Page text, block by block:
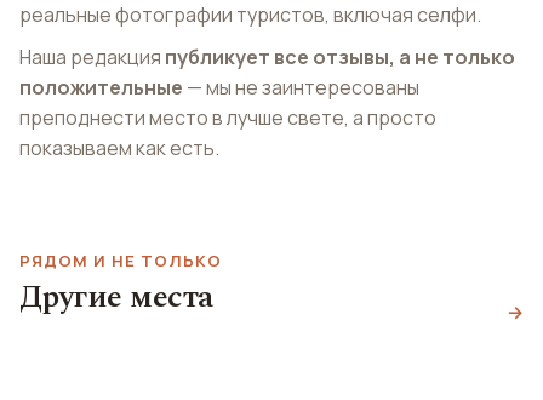
реальные фотографии туристов, включая селфи.
Наша редакция публикует все отзывы, а не только
положительные — мы не заинтересованы
преподнести место в лучше свете, а просто
показываем как есть.
РЯДОМ И НЕ ТОЛЬКО
Другие места →
Свято-Духов
кафедральный собор